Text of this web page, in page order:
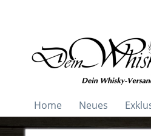
Home Neues